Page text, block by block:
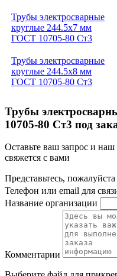
Трубы электросварные
круглые 244.5x7 мм
ГОСТ 10705-80 Ст3
Трубы электросварные
круглые 244.5x8 мм
ГОСТ 10705-80 Ст3
Трубы
10705-80 Ст3 под
Оставьте ваш запрос и
свяжется с вами
Представьтесь, пожалуйста
Телефон или email для
Название организации
Комментарии